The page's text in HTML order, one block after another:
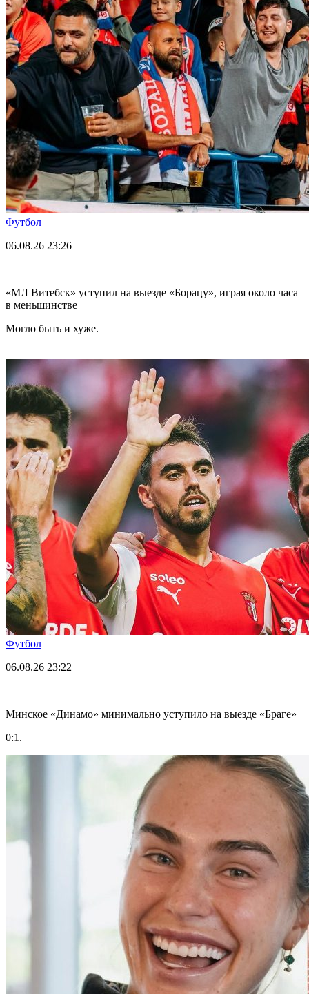
Футбол
06.08.26 23:26
«МЛ Витебск» уступил на выезде «Борацу», играя около часа
в меньшинстве
Могло быть и хуже.
Футбол
06.08.26 23:22
Минское «Динамо» минимально уступило на выезде «Браге»
0:1.